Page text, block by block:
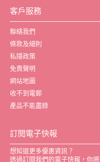
客戶服務
聯絡我們
條款及細則
私隱政策
免責聲明
網站地圖
收不到電郵
產品不能盡錄
訂閱電子快報
想知道更多優惠資訊？
透過訂閱我們的電子快報，你